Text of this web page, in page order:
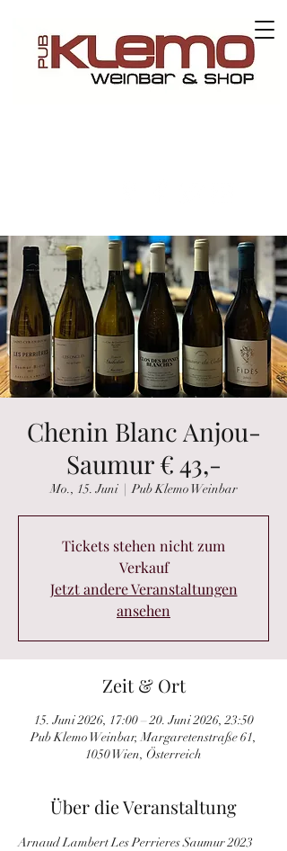
Chenin Blanc Anjou-
Saumur € 43,-
Mo., 15. Juni
  |
Pub Klemo Weinbar
Tickets stehen nicht zum
Verkauf
Jetzt andere Veranstaltungen
ansehen
Zeit & Ort
15. Juni 2026, 17:00 – 20. Juni 2026, 23:50
Pub Klemo Weinbar, Margaretenstraße 61,
1050 Wien, Österreich
Über die Veranstaltung
Arnaud Lambert Les Perrieres Saumur 2023